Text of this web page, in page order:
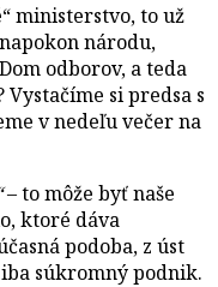
ministerstvo, to už
národu,
odborov, a teda
si predsa s
v nedeľu večer na
– to môže byť naše
ktoré dáva
podoba, z úst
súkromný podnik.